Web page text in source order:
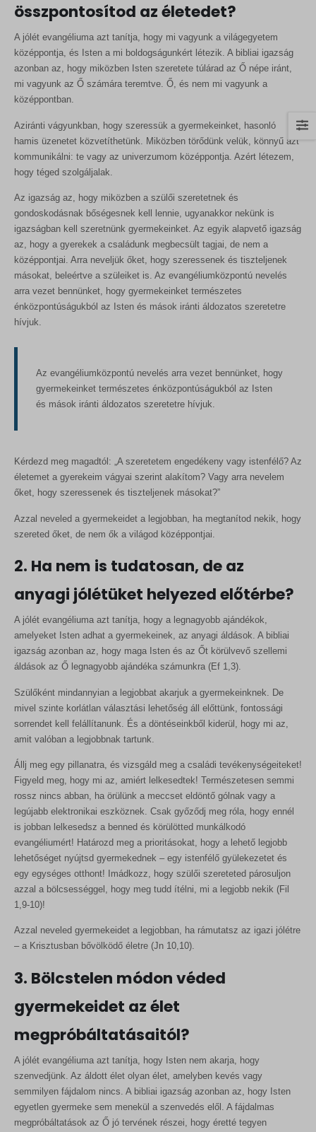
összpontosítod az életedet?
A jólét evangéliuma azt tanítja, hogy mi vagyunk a világegyetem
középpontja, és Isten a mi boldogságunkért létezik. A bibliai igazság
azonban az, hogy miközben Isten szeretete túlárad az Ő népe iránt,
mi vagyunk az Ő számára teremtve. Ő, és nem mi vagyunk a
középpontban.
Aziránti vágyunkban, hogy szeressük a gyermekeinket, hasonló
hamis üzenetet közvetíthetünk. Miközben törődünk velük, könnyű azt
kommunikálni: te vagy az univerzumom középpontja. Azért létezem,
hogy téged szolgáljalak.
Az igazság az, hogy miközben a szülői szeretetnek és
gondoskodásnak bőségesnek kell lennie, ugyanakkor nekünk is
igazságban kell szeretnünk gyermekeinket. Az egyik alapvető igazság
az, hogy a gyerekek a családunk megbecsült tagjai, de nem a
középpontjai. Arra neveljük őket, hogy szeressenek és tiszteljenek
másokat, beleértve a szüleiket is. Az evangéliumközpontú nevelés
arra vezet bennünket, hogy gyermekeinket természetes
énközpontúságukból az Isten és mások iránti áldozatos szeretetre
hívjuk.
Az evangéliumközpontú nevelés arra vezet bennünket, hogy
gyermekeinket természetes énközpontúságukból az Isten
és mások iránti áldozatos szeretetre hívjuk.
Kérdezd meg magadtól: „A szeretetem engedékeny vagy istenfélő? Az
életemet a gyerekeim vágyai szerint alakítom? Vagy arra nevelem
őket, hogy szeressenek és tiszteljenek másokat?”
Azzal neveled a gyermekeidet a legjobban, ha megtanítod nekik, hogy
szereted őket, de nem ők a világod középpontjai.
2. Ha nem is tudatosan, de az
anyagi jólétüket helyezed előtérbe?
A jólét evangéliuma azt tanítja, hogy a legnagyobb ajándékok,
amelyeket Isten adhat a gyermekeinek, az anyagi áldások. A bibliai
igazság azonban az, hogy maga Isten és az Őt körülvevő szellemi
áldások az Ő legnagyobb ajándéka számunkra (Ef 1,3).
Szülőként mindannyian a legjobbat akarjuk a gyermekeinknek. De
mivel szinte korlátlan választási lehetőség áll előttünk, fontossági
sorrendet kell felállítanunk. És a döntéseinkből kiderül, hogy mi az,
amit valóban a legjobbnak tartunk.
Állj meg egy pillanatra, és vizsgáld meg a családi tevékenységeiteket!
Figyeld meg, hogy mi az, amiért lelkesedtek! Természetesen semmi
rossz nincs abban, ha örülünk a meccset eldöntő gólnak vagy a
legújabb elektronikai eszköznek. Csak győződj meg róla, hogy ennél
is jobban lelkesedsz a benned és körülötted munkálkodó
evangéliumért! Határozd meg a prioritásokat, hogy a lehető legjobb
lehetőséget nyújtsd gyermekednek – egy istenfélő gyülekezetet és
egy egységes otthont! Imádkozz, hogy szülői szereteted párosuljon
azzal a bölcsességgel, hogy meg tudd ítélni, mi a legjobb nekik (Fil
1,9-10)!
Azzal neveled gyermekeidet a legjobban, ha rámutatsz az igazi jólétre
– a Krisztusban bővölködő életre (Jn 10,10).
3. Bölcstelen módon véded
gyermekeidet az élet
megpróbáltatásaitól?
A jólét evangéliuma azt tanítja, hogy Isten nem akarja, hogy
szenvedjünk. Az áldott élet olyan élet, amelyben kevés vagy
semmilyen fájdalom nincs. A bibliai igazság azonban az, hogy Isten
egyetlen gyermeke sem menekül a szenvedés elől. A fájdalmas
megpróbáltatások az Ő jó tervének részei, hogy éretté tegyen